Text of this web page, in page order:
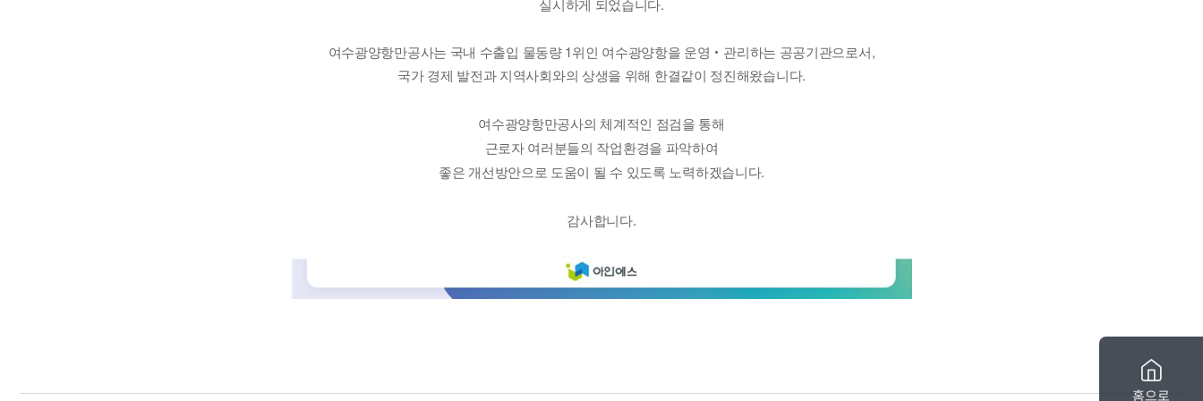
실시하게 되었습니다.
여수광양항만공사는 국내 수출입 물동량 1위인 여수광양항을 운영‧관리하는 공공기관으로서,
국가 경제 발전과 지역사회와의 상생을 위해 한결같이 정진해왔습니다.
여수광양항만공사의 체계적인 점검을 통해
근로자 여러분들의 작업환경을 파악하여
좋은 개선방안으로 도움이 될 수 있도록 노력하겠습니다.
감사합니다.
홈으로